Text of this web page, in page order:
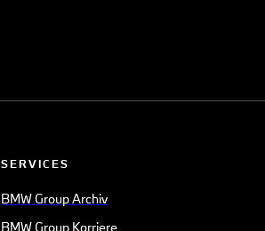
SERVICES
BMW Group Archiv
BMW Group Karriere